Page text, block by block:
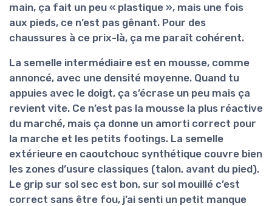
main, ça fait un peu « plastique », mais une fois
aux pieds, ce n’est pas gênant. Pour des
chaussures à ce prix-là, ça me paraît cohérent.
La semelle intermédiaire est en mousse, comme
annoncé, avec une densité moyenne. Quand tu
appuies avec le doigt, ça s’écrase un peu mais ça
revient vite. Ce n’est pas la mousse la plus réactive
du marché, mais ça donne un amorti correct pour
la marche et les petits footings. La semelle
extérieure en caoutchouc synthétique couvre bien
les zones d’usure classiques (talon, avant du pied).
Le grip sur sol sec est bon, sur sol mouillé c’est
correct sans être fou, j’ai senti un petit manque